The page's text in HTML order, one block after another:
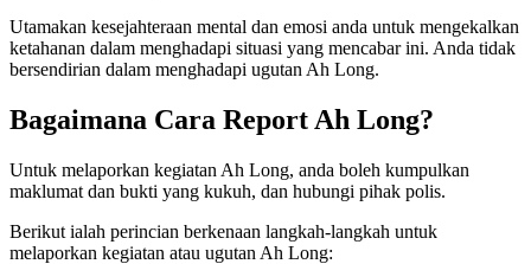
Utamakan kesejahteraan mental dan emosi anda untuk mengekalkan
ketahanan dalam menghadapi situasi yang mencabar ini. Anda tidak
bersendirian dalam menghadapi ugutan Ah Long.
Bagaimana Cara Report Ah Long?
Untuk melaporkan kegiatan Ah Long, anda boleh kumpulkan
maklumat dan bukti yang kukuh, dan hubungi pihak polis.
Berikut ialah perincian berkenaan langkah-langkah untuk
melaporkan kegiatan atau ugutan Ah Long: